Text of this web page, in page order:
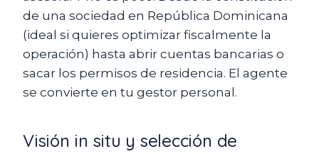
de una sociedad en República Dominicana
(ideal si quieres optimizar fiscalmente la
operación) hasta abrir cuentas bancarias o
sacar los permisos de residencia. El agente
se convierte en tu gestor personal.
Visión in situ y selección de